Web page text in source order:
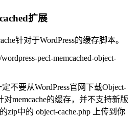
扩展
针对于WordPress的缓存脚本。
pecl-memcached-object-
不要从WordPress官网下载Object-
memcache的缓存，并不支持新版
zip中的 object-cache.php 上传到你